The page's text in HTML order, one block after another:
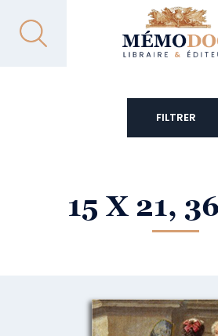
15 X 21,
FILTRER